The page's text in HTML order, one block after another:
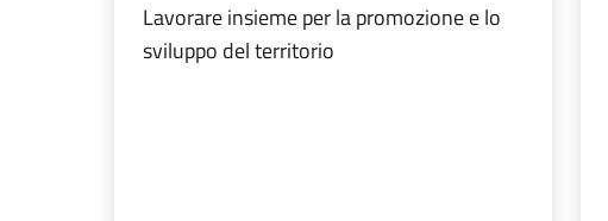
Lavorare insieme per la promozione e lo
sviluppo del territorio